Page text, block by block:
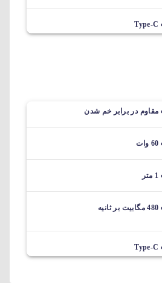
Type-C
مقاوم در برابر خم شدن
60 وات
1 متر
480 مگابیت بر ثانیه
Type-C